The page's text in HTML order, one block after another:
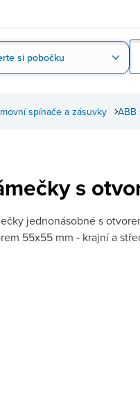
si pobočku
ABB
spínače a zásuvky
s
jednonásobné s
55x55 mm - krajní a